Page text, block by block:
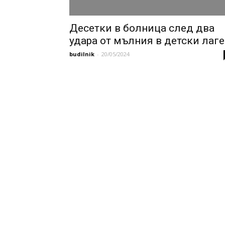
Десетки в болница след два
удара от мълния в детски
budilnik - 20/05/2024